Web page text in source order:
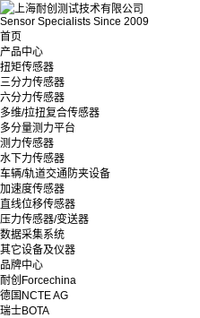
Sensor Specialists Since 2009
首页
产品中心
扭矩传感器
三分力传感器
六分力传感器
多维/拉扭复合传感器
多分量测力平台
测力传感器
水下力传感器
车辆/轨道交通防夹设备
加速度传感器
直线位移传感器
压力传感器/变送器
数据采集系统
其它设备及仪器
品牌中心
耐创Forcechina
德国NCTE AG
瑞士BOTA